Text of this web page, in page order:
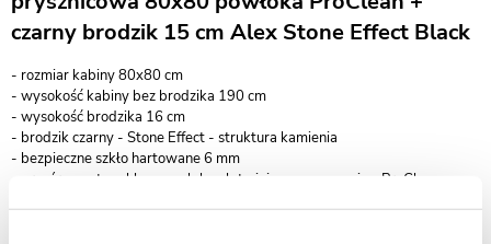
czarny brodzik 15 cm Alex Stone Effect Black
- rozmiar kabiny 80x80 cm
- wysokość kabiny bez brodzika 190 cm
- wysokość brodzika 16 cm
- brodzik czarny - Stone Effect - struktura kamienia
- bezpieczne szkło hartowane 6 mm
- ​przeźroczyste szkło z powłoką ułatwiającą czyszczenie - ProClean w